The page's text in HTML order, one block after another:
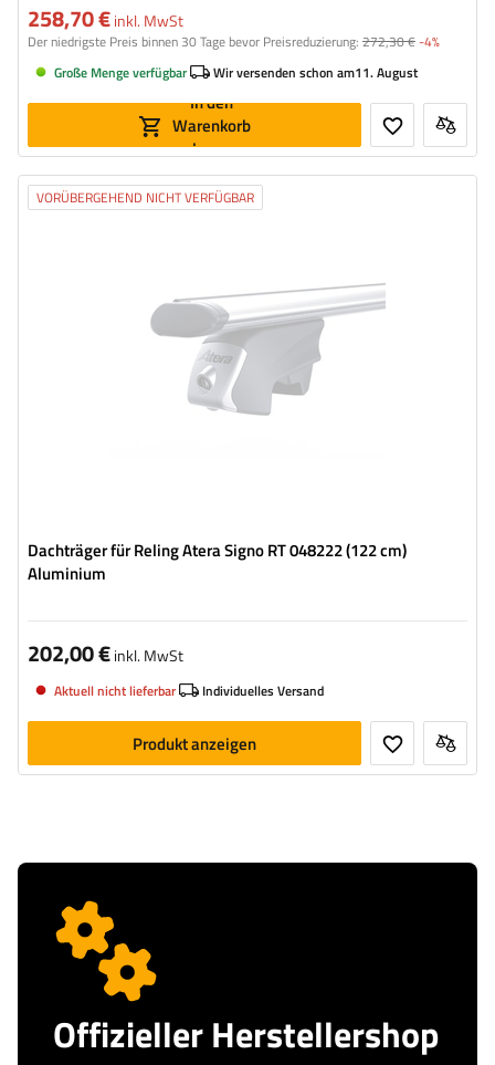
258,70 €inkl. MwSt
Der niedrigste Preis binnen 30 Tage bevor Preisreduzierung: 272,30 €-4%
Große Menge verfügbar
Wir versenden schon am11. August
In den
Warenkorb
legen
VORÜBERGEHEND NICHT VERFÜGBAR
Dachträger für Reling Atera Signo RT 048222 (122 cm)
Aluminium
202,00 €inkl. MwSt
Aktuell nicht lieferbar Individuelles Versand
Produkt anzeigen
Offizieller Herstellershop